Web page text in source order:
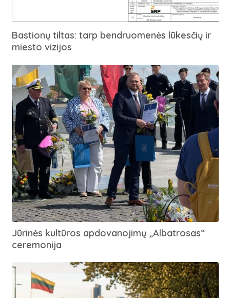
Bastionų tiltas: tarp bendruomenės lūkesčių ir
miesto vizijos
Jūrinės kultūros apdovanojimų „Albatrosas“
ceremonija